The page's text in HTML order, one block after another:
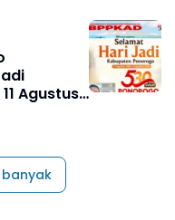
Agustus